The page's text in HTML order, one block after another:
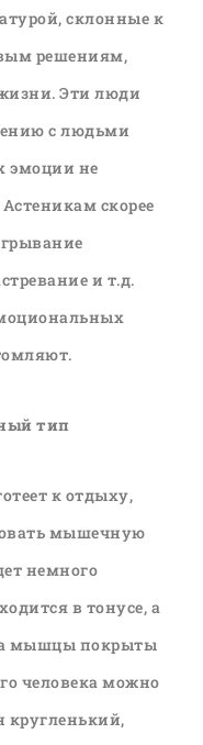
склонные к
решениям,
Эти люди
с людьми
эмоции не
скорее
и т.д.
тип
к отдыху,
мышечную
немного
в тонусе, а
мышцы покрыты
человека можно
кругленький,